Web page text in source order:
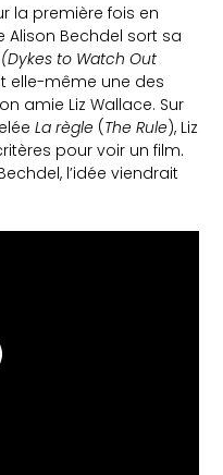
la première fois en
Alison Bechdel sort sa
Dykes to Watch Out
elle-même une des
amie Liz Wallace. Sur
La règle (The Rule), Liz
pour voir un film.
l’idée viendrait